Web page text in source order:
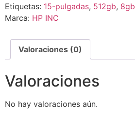
Etiquetas: 15-pulgadas, 512gb, 8gb
Marca: HP INC
Valoraciones (0)
Valoraciones
No hay valoraciones aún.